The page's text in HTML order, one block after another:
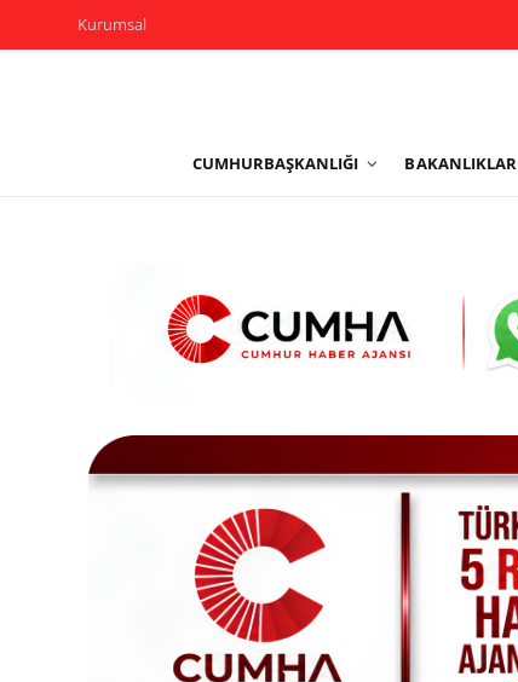
Kurumsal
CUMHURBAŞKANLIĞI BAKANLIKLAR
Yerel Yönetimler
Sivil Toplum Kuruluşları